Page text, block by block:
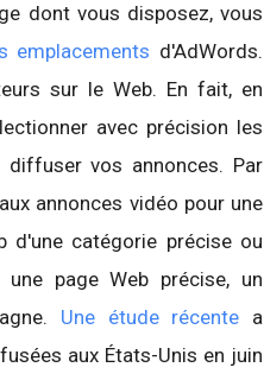
dont vous disposez, vous
emplacements d'AdWords.
sur le Web. En fait, en
avec précision les
diffuser vos annonces. Par
annonces vidéo pour une
d'une catégorie précise ou
page Web précise, un
Une étude récente a
aux États-Unis en juin